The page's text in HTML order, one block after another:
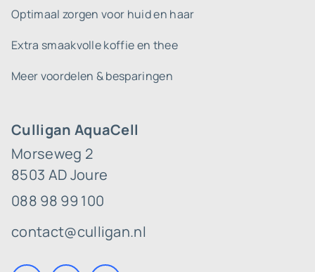
Culligan AquaCell
Morseweg 2
8503 AD Joure
088 98 99 100
contact@culligan.nl
Optimaal zorgen voor huid en haar
Extra smaakvolle koffie en thee
Meer voordelen & besparingen